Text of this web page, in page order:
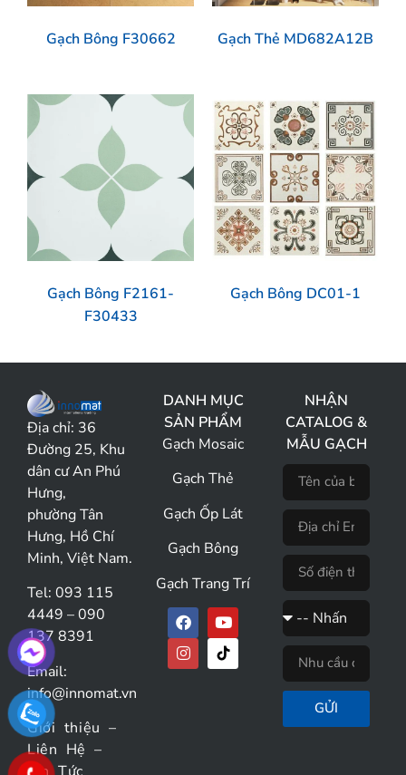
Gạch Bông F30662 Gạch Thẻ MD682A12B
Gạch Bông F2161-
F30433
Gạch Bông DC01-1
Địa chỉ: 36
Đường 25, Khu
dân cư An Phú
Hưng,
phường Tân
Hưng, Hồ Chí
Minh, Việt Nam.
Tel: 093 115
4449 – 090
137 8391
Email:
info@innomat.vn
Giới thiệu –
Liên Hệ –
DANH MỤC
SẢN PHẨM
Gạch Mosaic
Gạch Thẻ
Gạch Ốp Lát
Gạch Bông
Gạch Trang Trí
NHẬN
CATALOG &
MẪU GẠCH
GỬI